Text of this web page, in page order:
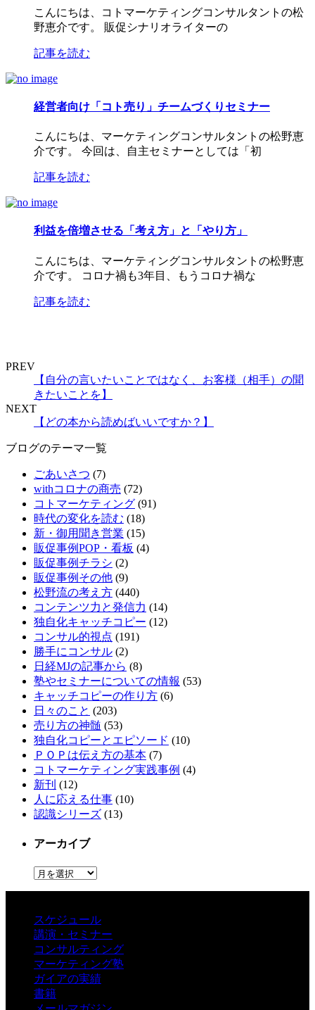
こんにちは、コトマーケティングコンサルタントの松
野恵介です。 販促シナリオライターの
記事を読む
経営者向け「コト売り」チームづくりセミナー
こんにちは、マーケティングコンサルタントの松野恵
介です。 今回は、自主セミナーとしては「初
記事を読む
利益を倍増させる「考え方」と「やり方」
こんにちは、マーケティングコンサルタントの松野恵
介です。 コロナ禍も3年目、もうコロナ禍な
記事を読む
PREV
【自分の言いたいことではなく、お客様（相手）の聞
きたいことを】
NEXT
【どの本から読めばいいですか？】
ブログのテーマ一覧
ごあいさつ (7)
withコロナの商売 (72)
コトマーケティング (91)
時代の変化を読む (18)
新・御用聞き営業 (15)
販促事例POP・看板 (4)
販促事例チラシ (2)
販促事例その他 (9)
松野流の考え方 (440)
コンテンツ力と発信力 (14)
独自化キャッチコピー (12)
コンサル的視点 (191)
勝手にコンサル (2)
日経MJの記事から (8)
塾やセミナーについての情報 (53)
キャッチコピーの作り方 (6)
日々のこと (203)
売り方の神髄 (53)
独自化コピーとエピソード (10)
ＰＯＰは伝え方の基本 (7)
コトマーケティング実践事例 (4)
新刊 (12)
人に応える仕事 (10)
認識シリーズ (13)
アーカイブ
ア
イ
ブ
スケジュール
講演・セミナー
コンサルティング
マーケティング塾
ガイアの実績
書籍